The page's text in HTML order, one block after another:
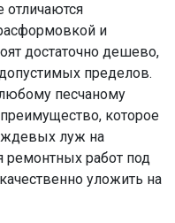
отличаются
и
достаточно дешево,
пределов.
песчаному
которое
луж на
ремонтных работ под
уложить на